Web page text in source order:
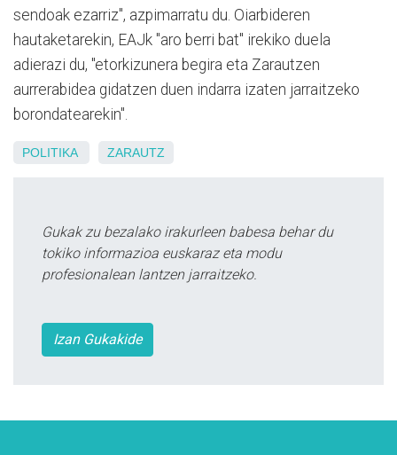
sendoak ezarriz", azpimarratu du. Oiarbideren
hautaketarekin, EAJk "aro berri bat" irekiko duela
adierazi du, "etorkizunera begira eta Zarautzen
aurrerabidea gidatzen duen indarra izaten jarraitzeko
borondatearekin".
POLITIKA ZARAUTZ
Gukak zu bezalako irakurleen babesa behar du
tokiko informazioa euskaraz eta modu
profesionalean lantzen jarraitzeko.
Izan Gukakide